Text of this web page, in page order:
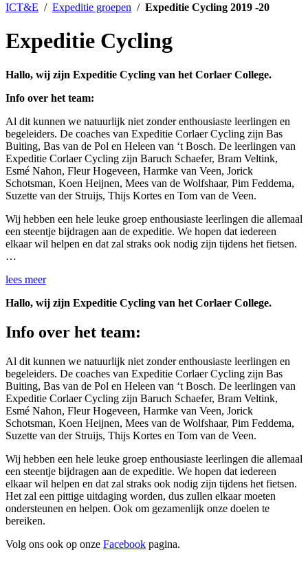
ICT&E / Expeditie groepen / Expeditie Cycling 2019 -20
Expeditie Cycling
Hallo, wij zijn Expeditie Cycling van het Corlaer College.
Info over het team:
Al dit kunnen we natuurlijk niet zonder enthousiaste leerlingen en
begeleiders. De coaches van Expeditie Corlaer Cycling zijn Bas
Buiting, Bas van de Pol en Heleen van ‘t Bosch. De leerlingen van
Expeditie Corlaer Cycling zijn Baruch Schaefer, Bram Veltink,
Esmé Nahon, Fleur Hogeveen, Harmke van Veen, Jorick
Schotsman, Koen Heijnen, Mees van de Wolfshaar, Pim Feddema,
Suzette van der Struijs, Thijs Kortes en Tom van de Veen.
Wij hebben een hele leuke groep enthousiaste leerlingen die allemaal
een steentje bijdragen aan de expeditie. We hopen dat iedereen
elkaar wil helpen en dat zal straks ook nodig zijn tijdens het fietsen.
…
lees meer
Hallo, wij zijn Expeditie Cycling van het Corlaer College.
Info over het team:
Al dit kunnen we natuurlijk niet zonder enthousiaste leerlingen en
begeleiders. De coaches van Expeditie Corlaer Cycling zijn Bas
Buiting, Bas van de Pol en Heleen van ‘t Bosch. De leerlingen van
Expeditie Corlaer Cycling zijn Baruch Schaefer, Bram Veltink,
Esmé Nahon, Fleur Hogeveen, Harmke van Veen, Jorick
Schotsman, Koen Heijnen, Mees van de Wolfshaar, Pim Feddema,
Suzette van der Struijs, Thijs Kortes en Tom van de Veen.
Wij hebben een hele leuke groep enthousiaste leerlingen die allemaal
een steentje bijdragen aan de expeditie. We hopen dat iedereen
elkaar wil helpen en dat zal straks ook nodig zijn tijdens het fietsen.
Het zal een pittige uitdaging worden, dus zullen elkaar moeten
ondersteunen en helpen. Ook om gezamenlijk onze doelen te
bereiken.
Volg ons ook op onze Facebook pagina.